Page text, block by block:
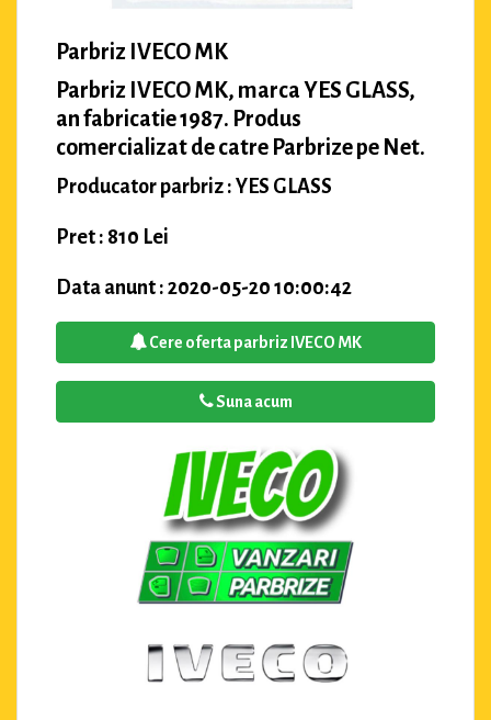
Parbriz IVECO MK
Parbriz IVECO MK, marca YES GLASS,
an fabricatie 1987. Produs
comercializat de catre Parbrize pe Net.
Producator parbriz : YES GLASS
Pret : 810 Lei
Data anunt : 2020-05-20 10:00:42
Cere oferta parbriz IVECO MK
Suna acum